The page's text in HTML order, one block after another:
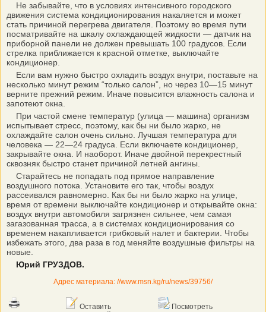
Не забывайте, что в условиях интенсивного городского
движения система кондиционирования накаляется и может
стать причиной перегрева двигателя. Поэтому во время пути
посматривайте на шкалу охлаждающей жидкости — датчик на
приборной панели не должен превышать 100 градусов. Если
стрелка приближается к красной отметке, выключайте
кондиционер.
Если вам нужно быстро охладить воздух внутри, поставьте на
несколько минут режим “только салон”, но через 10—15 минут
верните прежний режим. Иначе повысится влажность салона и
запотеют окна.
При частой смене температур (улица — машина) организм
испытывает стресс, поэтому, как бы ни было жарко, не
охлаждайте салон очень сильно. Лучшая температура для
человека — 22—24 градуса. Если включаете кондиционер,
закрывайте окна. И наоборот. Иначе двойной перекрестный
сквозняк быстро станет причиной летней ангины.
Cтарайтесь не попадать под прямое направление
воздушного потока. Установите его так, чтобы воздух
рассеивался равномерно. Как бы ни было жарко на улице,
время от времени выключайте кондиционер и открывайте окна:
воздух внутри автомобиля загрязнен сильнее, чем самая
загазованная трасса, а в системах кондиционирования со
временем накапливается грибковый налет и бактерии. Чтобы
избежать этого, два раза в год меняйте воздушные фильтры на
новые.
Юрий ГРУЗДОВ.
Адрес материала: //www.msn.kg/ru/news/39756/
Оставить
Посмотреть